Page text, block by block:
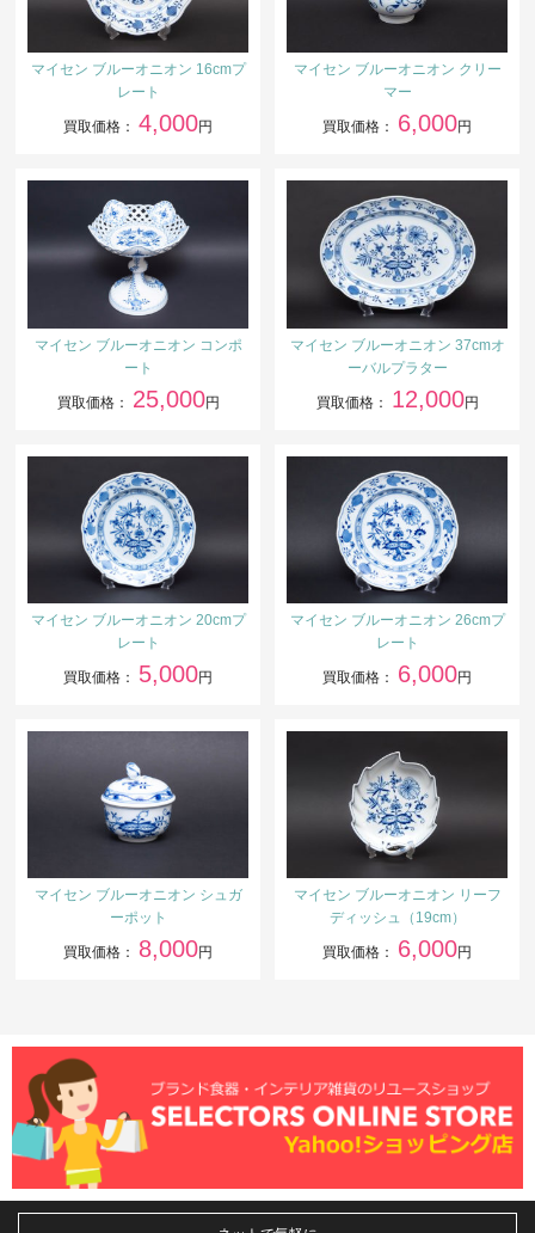
マイセン ブルーオニオン 16cmプ
レート
買取価格： 4,000円
マイセン ブルーオニオン クリー
マー
買取価格： 6,000円
マイセン ブルーオニオン コンポ
ート
買取価格： 25,000円
マイセン ブルーオニオン 37cmオ
ーバルプラター
買取価格： 12,000円
マイセン ブルーオニオン 20cmプ
レート
買取価格： 5,000円
マイセン ブルーオニオン 26cmプ
レート
買取価格： 6,000円
マイセン ブルーオニオン シュガ
ーポット
買取価格： 8,000円
マイセン ブルーオニオン リーフ
ディッシュ（19cm）
買取価格： 6,000円